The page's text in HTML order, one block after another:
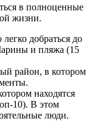
в полноценные
жизни.
добраться до
и пляжа (15
район, в котором
находятся
10). В этом
люди.